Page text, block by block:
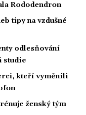
Rododendron
tipy na vzdušné
odlesňování
studie
kteří vyměnili
ženský tým